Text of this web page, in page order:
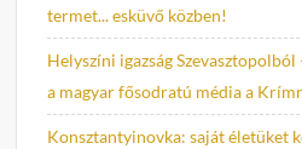
termet... esküvő közben!
Helyszíni igazság
a magyar fősodratú média a
Konsztantyinovka: saját életüket